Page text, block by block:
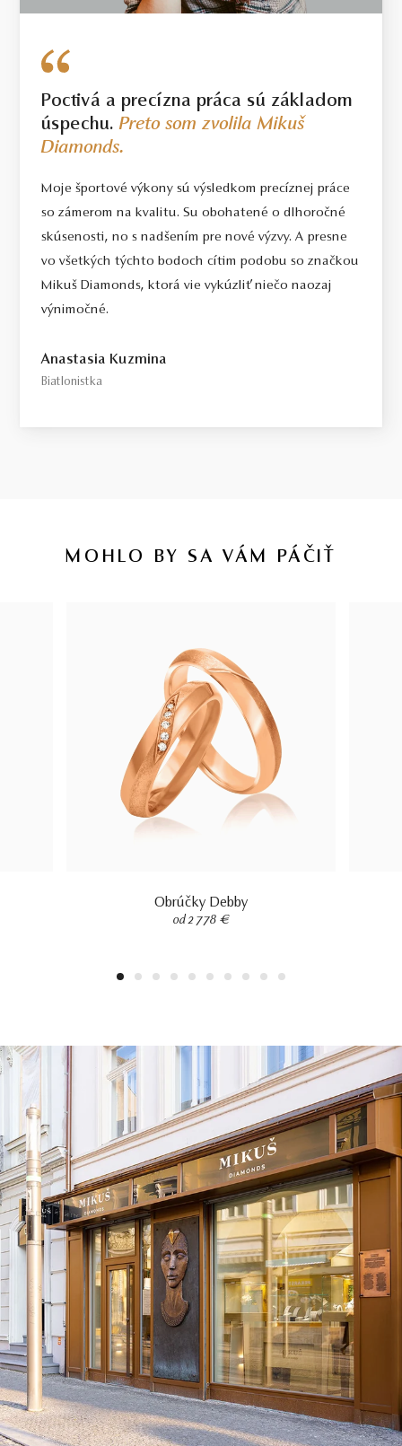
Poctivá a precízna práca sú základom
úspechu.Preto som zvolila Mikuš
Diamonds.
Moje športové výkony sú výsledkom precíznej práce
so zámerom na kvalitu. Su obohatené o dlhoročné
skúsenosti, no s nadšením pre nové výzvy. A presne
vo všetkých týchto bodoch cítim podobu so značkou
Mikuš Diamonds, ktorá vie vykúzliť niečo naozaj
výnimočné.
Anastasia Kuzmina
Biatlonistka
MOHLO BY SA VÁM PÁČIŤ
Obrúčky Debby
od 2 778 €
1 2 3 4 5 6 7 8 9 10